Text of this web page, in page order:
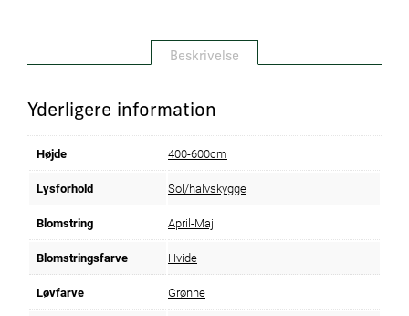
Beskrivelse
Yderligere information
Højde 400-600cm
Lysforhold Sol/halvskygge
Blomstring April-Maj
Blomstringsfarve Hvide
Løvfarve Grønne